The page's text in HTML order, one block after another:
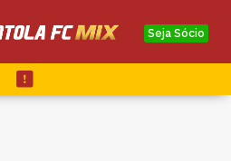
Seja Sócio